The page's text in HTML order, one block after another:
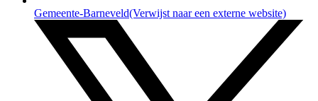
Gemeente-Barneveld(Verwijst naar een externe website)